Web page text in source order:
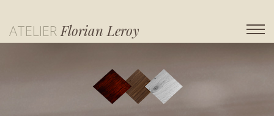
ATELIERFlorian Leroy